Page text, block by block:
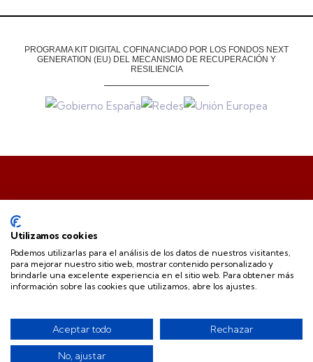
PROGRAMA KIT DIGITAL COFINANCIADO POR LOS FONDOS NEXT
GENERATION (EU) DEL MECANISMO DE RECUPERACIÓN Y
RESILIENCIA
.
© 2024 Copyrights by CCA Alciser
Utilizamos cookies
Podemos utilizarlas para el análisis de los datos de nuestros visitantes,
para mejorar nuestro sitio web, mostrar contenido personalizado y
brindarle una excelente experiencia en el sitio web. Para obtener más
información sobre las cookies que utilizamos, abre los ajustes.
Aceptar todo Rechazar
No, ajustar